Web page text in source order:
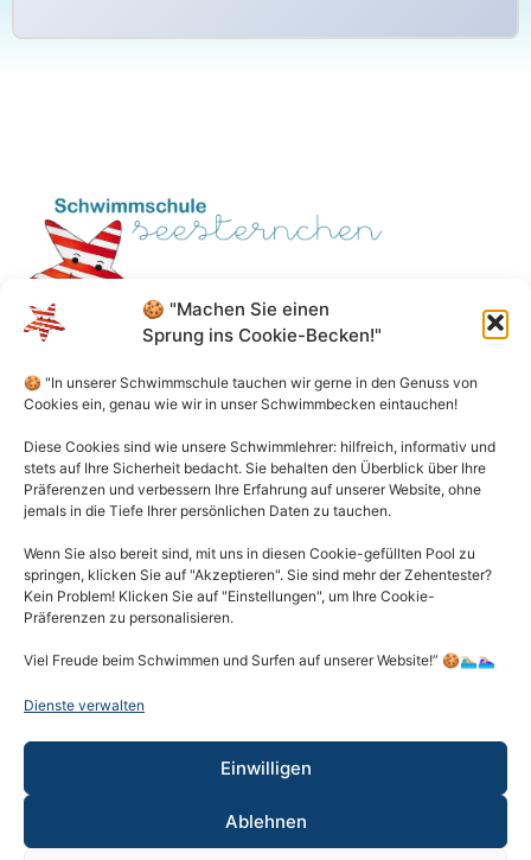
🍪 "Machen Sie einen
Sprung ins Cookie-Becken!"
🍪 "In unserer Schwimmschule tauchen wir gerne in den Genuss von
Cookies ein, genau wie wir in unser Schwimmbecken eintauchen!
Diese Cookies sind wie unsere Schwimmlehrer: hilfreich, informativ und
stets auf Ihre Sicherheit bedacht. Sie behalten den Überblick über Ihre
Präferenzen und verbessern Ihre Erfahrung auf unserer Website, ohne
jemals in die Tiefe Ihrer persönlichen Daten zu tauchen.
Wenn Sie also bereit sind, mit uns in diesen Cookie-gefüllten Pool zu
springen, klicken Sie auf "Akzeptieren". Sie sind mehr der Zehentester?
Kein Problem! Klicken Sie auf "Einstellungen", um Ihre Cookie-
Präferenzen zu personalisieren.
Viel Freude beim Schwimmen und Surfen auf unserer Website!” 🍪🏊🏼‍♂️🏊🏼‍♀️
Dienste verwalten
Einwilligen
Ablehnen
Kontakt
Mo - Do 10.00 - 14.30 Uhr
030 - 4987 4009
info@schwimmschuleseesternchen.de
Impressum
Datenschutz
FAQ (Häufig gestellte Fragen)
Jobs